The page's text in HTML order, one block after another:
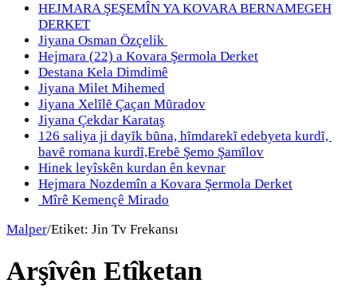
HEJMARA ŞEŞEMÎN YA KOVARA BERNAMEGEH
DERKET
Jiyana Osman Özçelik
Hejmara (22) a Kovara Şermola Derket
Destana Kela Dimdimê
Jiyana Milet Mihemed
Jiyana Xelȋlȇ Çaçan Mȗradov
Jiyana Çekdar Karataş
126 saliya ji dayȋk bȗna, hȋmdarekȋ edebyeta kurdȋ,
bavȇ romana kurdȋ,Erebȇ Şemo Şamȋlov
Hinek leyîskên kurdan ên kevnar
Hejmara Nozdemîn a Kovara Şermola Derket
Mîrê Kemençê Mirado
Malper/Etiket: Jin Tv Frekansı
Arşîvên Etîketan